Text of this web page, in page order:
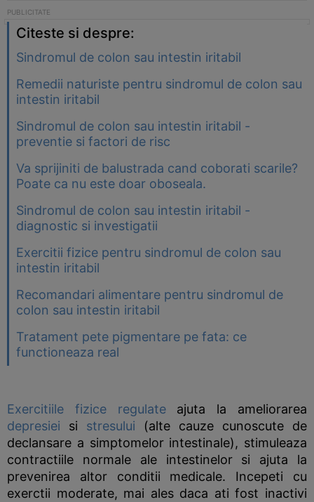
Citeste si despre:
Sindromul de colon sau intestin iritabil
Remedii naturiste pentru sindromul de colon sau
intestin iritabil
Sindromul de colon sau intestin iritabil -
preventie si factori de risc
Va sprijiniti de balustrada cand coborati scarile?
Poate ca nu este doar oboseala.
Sindromul de colon sau intestin iritabil -
diagnostic si investigatii
Exercitii fizice pentru sindromul de colon sau
intestin iritabil
Recomandari alimentare pentru sindromul de
colon sau intestin iritabil
Tratament pete pigmentare pe fata: ce
functioneaza real
Exercitiile fizice regulateajuta la ameliorarea
depresiei si stresului (alte cauze cunoscute de
declansare a simptomelor intestinale), stimuleaza
contractiile normale ale intestinelor si ajuta la
prevenirea altor conditii medicale. Incepeti cu
exerctii moderate, mai ales daca ati fost inactivi